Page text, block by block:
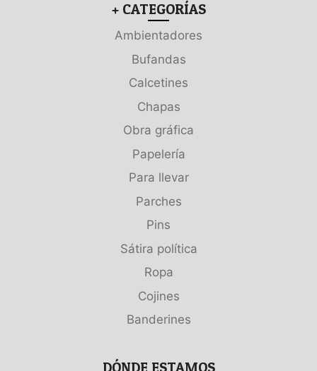
+ CATEGORÍAS
Ambientadores
Bufandas
Calcetines
Chapas
Obra gráfica
Papelería
Para llevar
Parches
Pins
Sátira política
Ropa
Cojines
Banderines